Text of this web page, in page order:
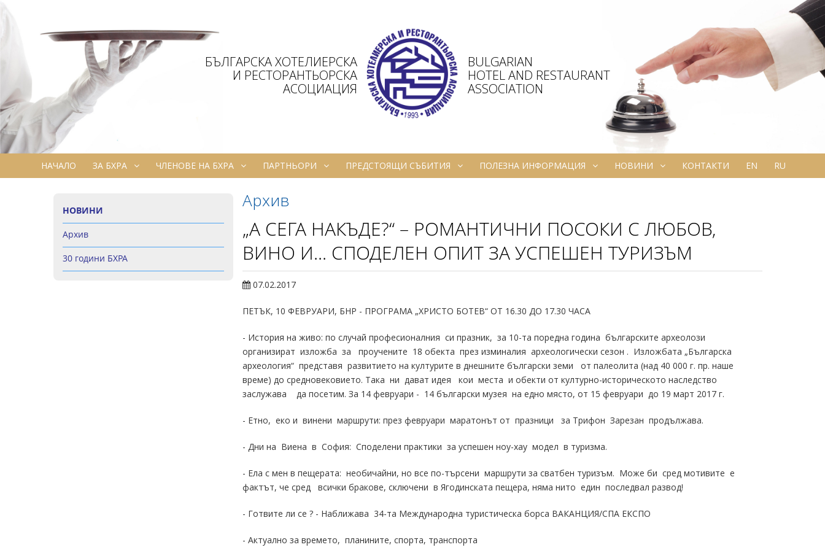
БЪЛГАРСКА ХОТЕЛИЕРСКА
И РЕСТОРАНТЬОРСКА
АСОЦИАЦИЯ
BULGARIAN
HOTEL AND RESTAURANT
ASSOCIATION
НАЧАЛО ЗА БХРА ЧЛЕНОВЕ НА БХРА ПАРТНЬОРИ ПРЕДСТОЯЩИ СЪБИТИЯ ПОЛЕЗНА ИНФОРМАЦИЯ НОВИНИ КОНТАКТИ EN RU
НОВИНИ
Архив
30 години БХРА
Архив
„А СЕГА НАКЪДЕ?“ – РОМАНТИЧНИ ПОСОКИ С ЛЮБОВ,
ВИНО И... СПОДЕЛЕН ОПИТ ЗА УСПЕШЕН ТУРИЗЪМ
07.02.2017
ПЕТЪК, 10 ФЕВРУАРИ, БНР - ПРОГРАМА „ХРИСТО БОТЕВ“ ОТ 16.30 ДО 17.30 ЧАСА
- История на живо: по случай професионалния си празник, за 10-та поредна година българските археолози
организират изложба за проучените 18 обекта през изминалия археологически сезон . Изложбата „Българска
археология“ представя развитието на културите в днешните български земи от палеолита (над 40 000 г. пр. наше
време) до средновековието. Така ни дават идея кои места и обекти от културно-историческото наследство
заслужава да посетим. За 14 февруари - 14 български музея на едно място, от 15 февруари до 19 март 2017 г.
- Етно, еко и винени маршрути: през февруари маратонът от празници за Трифон Зарезан продължава.
- Дни на Виена в София: Споделени практики за успешен ноу-хау модел в туризма.
- Ела с мен в пещерата: необичайни, но все по-търсени маршрути за сватбен туризъм. Може би сред мотивите е
фактът, че сред всички бракове, сключени в Ягодинската пещера, няма нито един последвал развод!
- Готвите ли се ? - Наближава 34-та Международна туристическа борса ВАКАНЦИЯ/СПА ЕКСПО
- Актуално за времето, планините, спорта, транспорта